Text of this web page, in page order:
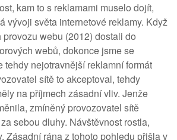
kam to s reklamami muselo dojít,
vývoji světa internetové reklamy. Když
webu (2012) dostali do
webů, dokonce jsme se
tehdy nejotravnější reklamní formát
sítě to akceptoval, tehdy
na příjmech zásadní vliv. Jenže
zmíněný provozovatel sítě
sebou dluhy. Návštěvnost rostla,
Zásadní rána z tohoto pohledu přišla v